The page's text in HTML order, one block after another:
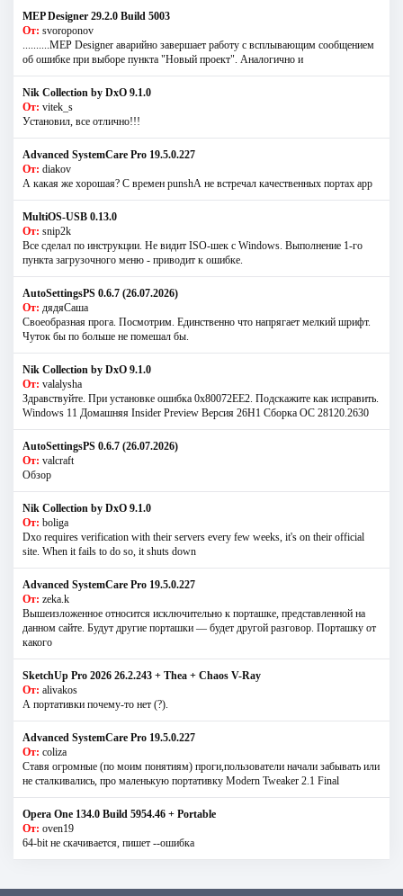
MEP Designer 29.2.0 Build 5003
От: svoroponov
..........MEP Designer аварийно завершает работу с всплывающим сообщением
об ошибке при выборе пункта "Новый проект". Аналогично и
Nik Collection by DxO 9.1.0
От: vitek_s
Установил, все отлично!!!
Advanced SystemCare Pro 19.5.0.227
От: diakov
А какая же хорошая? С времен punshА не встречал качественных портах app
MultiOS-USB 0.13.0
От: snip2k
Все сделал по инструкции. Не видит ISO-шек с Windows. Выполнение 1-го
пункта загрузочного меню - приводит к ошибке.
AutoSettingsPS 0.6.7 (26.07.2026)
От: дядяСаша
Своеобразная прога. Посмотрим. Единственно что напрягает мелкий шрифт.
Чуток бы по больше не помешал бы.
Nik Collection by DxO 9.1.0
От: valalysha
Здравствуйте. При установке ошибка 0х80072EE2. Подскажите как исправить.
Windows 11 Домашняя Insider Preview Версия 26H1 Сборка ОС 28120.2630
AutoSettingsPS 0.6.7 (26.07.2026)
От: valcraft
Обзор
Nik Collection by DxO 9.1.0
От: boliga
Dxo requires verification with their servers every few weeks, it's on their official
site. When it fails to do so, it shuts down
Advanced SystemCare Pro 19.5.0.227
От: zeka.k
Вышеизложенное относится исключительно к порташке, представленной на
данном сайте. Будут другие порташки — будет другой разговор. Порташку от
какого
SketchUp Pro 2026 26.2.243 + Thea + Chaos V-Ray
От: alivakos
А портативки почему-то нет (?).
Advanced SystemCare Pro 19.5.0.227
От: coliza
Ставя огромные (по моим понятиям) проги,пользователи начали забывать или
не сталкивались, про маленькую портативку Modern Tweaker 2.1 Final
Opera One 134.0 Build 5954.46 + Portable
От: oven19
64-bit не скачивается, пишет --ошибка